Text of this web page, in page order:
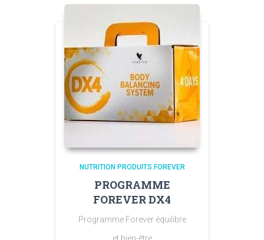
NUTRITION PRODUITS FOREVER
PROGRAMME
FOREVER DX4
Programme Forever équilibre